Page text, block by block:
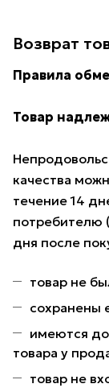
Возврат
Правила
Товар
качества
течение 14
потребителю
дня после
товар не
сохранены
имеются
товара у
товар не